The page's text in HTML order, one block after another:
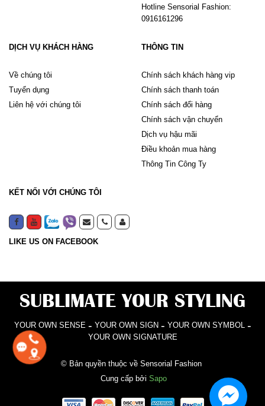
Hotline Sensorial Fashion:
0916161296
DỊCH VỤ KHÁCH HÀNG
Về chúng tôi
Tuyển dụng
Liên hệ với chúng tôi
THÔNG TIN
Chính sách khách hàng vip
Chính sách thanh toán
Chính sách đổi hàng
Chính sách vận chuyển
Dịch vụ hậu mãi
Điều khoản mua hàng
Thông Tin Công Ty
KẾT NỐI VỚI CHÚNG TÔI
LIKE US ON FACEBOOK
SUBLIMATE YOUR STYLING
YOUR OWN SENSE - YOUR OWN SIGN - YOUR OWN SYMBOL -
YOUR OWN SIGNATURE
© Bản quyền thuộc về Sensorial Fashion
Cung cấp bởi Sapo